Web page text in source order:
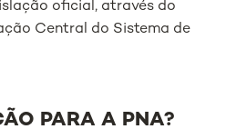
oficial, através do
Central do Sistema de
PARA A PNA?